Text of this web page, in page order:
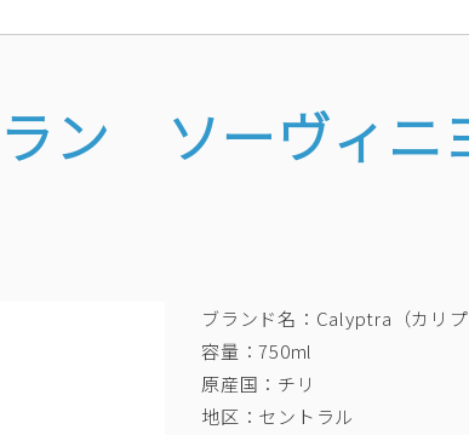
ン ソーヴィニ
ブランド名：Calyptra（カリプ
容量：750ml
原産国：チリ
地区：セントラル